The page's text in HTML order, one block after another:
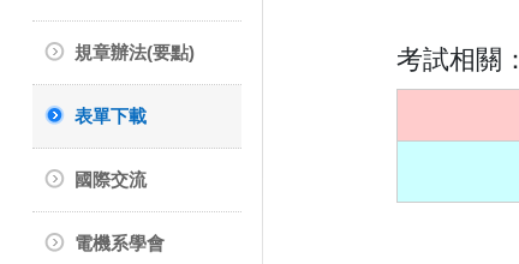
規章辦法(要點)
表單下載
國際交流
電機系學會
考試相關：